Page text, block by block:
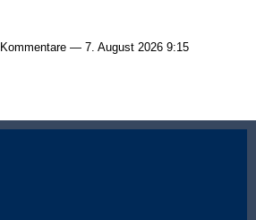
Kommentare — 7. August 2026 9:15